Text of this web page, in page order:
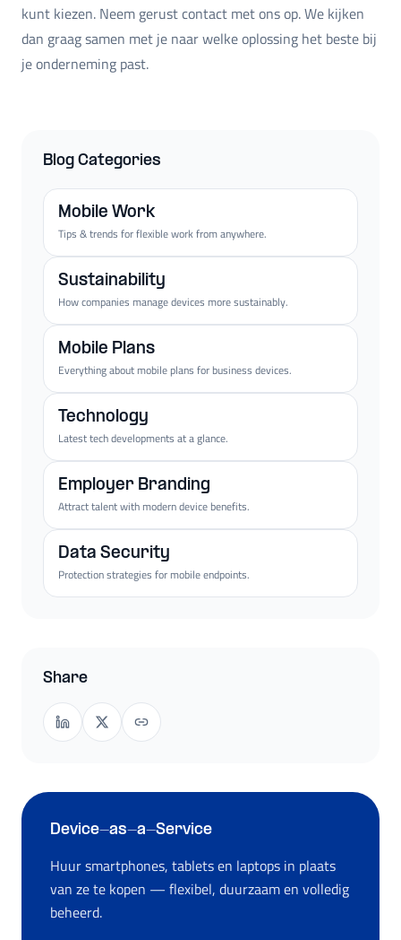
kunt kiezen. Neem gerust contact met ons op. We kijken
dan graag samen met je naar welke oplossing het beste bij
je onderneming past.
Blog Categories
Mobile Work
Tips & trends for flexible work from anywhere.
Sustainability
How companies manage devices more sustainably.
Mobile Plans
Everything about mobile plans for business devices.
Technology
Latest tech developments at a glance.
Employer Branding
Attract talent with modern device benefits.
Data Security
Protection strategies for mobile endpoints.
Share
Device-as-a-Service
Huur smartphones, tablets en laptops in plaats
van ze te kopen — flexibel, duurzaam en volledig
beheerd.